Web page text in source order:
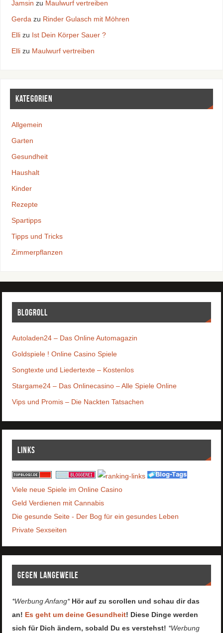
Jamsin zu Maulwurf vertreiben
Gerda zu Rinder Gulasch mit Möhren
Ellizu Ist Dein Körper Sauer ?
Ellizu Maulwurf vertreiben
Kategorien
Allgemein
Garten
Gesundheit
Haushalt
Kinder
Rezepte
Spartipps
Tipps und Tricks
Zimmerpflanzen
Blogroll
Autoladen24 – Das Online Automagazin
Goldspiele ! Online Casino Spiele
Songtexte und Liedertexte – Kostenlos
Stargame24 – Das Onlinecasino – Alle Spiele Online
Vips und Promis – Die Nackten Tatsachen
Links
Viele neue Spiele im Online Casino
Geld Verdienen mit Cannabis
Die gesunde Seite - Der Bog für ein gesundes Leben
Private Sexseiten
Gegen Langeweile
*Werbung Anfang* Hör auf zu scrollen und schau dir das
an! Es geht um deine Gesundheit! Diese Dinge werden
sich für Dich ändern, sobald Du es verstehst! *Werbung